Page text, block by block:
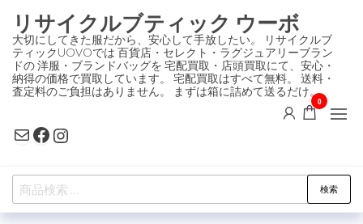
ン
テ
ン
ツ
プ
リサイクルブティック ウーボ
大切にしてきた服だから、安心して手放したい。 リサイクルブ
ティックUOVOでは 百貨店・セレクト・ラグジュアリーブラン
ドの 洋服・ブランドバッグを 宅配買取・店頭買取にて、安心・
納得の価格で買取しています。 宅配買取はすべて無料。 送料・
査定料のご負担はありません。 まずは箱に詰めて送るだけ。
MailFacebook
Instagram
0
検
索
検索